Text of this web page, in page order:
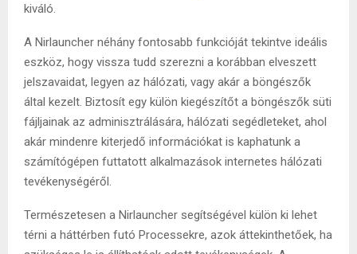
kiváló.
A Nirlauncher néhány fontosabb funkcióját tekintve ideális
eszköz, hogy vissza tudd szerezni a korábban elveszett
jelszavaidat, legyen az hálózati, vagy akár a böngészők
által kezelt. Biztosít egy külön kiegészítőt a böngészők süti
fájljainak az adminisztrálására, hálózati segédleteket, ahol
akár mindenre kiterjedő információkat is kaphatunk a
számítógépen futtatott alkalmazások internetes hálózati
tevékenységéről.
Természetesen a Nirlauncher segítségével külön ki lehet
térni a háttérben futó Processekre, azok áttekinthetőek, ha